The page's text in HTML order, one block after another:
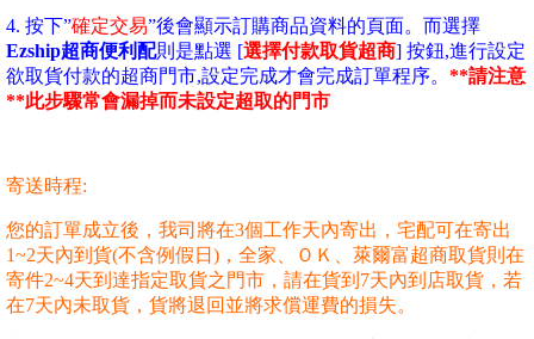
4. 按下”確定交易”後會顯示訂購商品資料的頁面。而選擇
Ezship超商便利配則是點選 [選擇付款取貨超商] 按鈕,進行設定
欲取貨付款的超商門市,設定完成才會完成訂單程序。 **請注意
**此步驟常會漏掉而未設定超取的門市
寄送時程:
您的訂單成立後，我司將在3個工作天內寄出，宅配可在寄出
1~2天內到貨(不含例假日)，全家、ＯＫ、萊爾富超商取貨則在
寄件2~4天到達指定取貨之門市，請在貨到7天內到店取貨，若
在7天內未取貨，貨將退回並將求償運費的損失。